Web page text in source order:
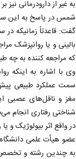
به غیر از دارودرمانی نیز
شمس در پاسخ به این
گفت: قاعدتاً زمانیکه
بالینی و یا روانپزشک
که مراجعه کننده به چه
وی با اشاره به اینکه
سمت عملکرد طبیعی
مغز و ناقل‌های عصبی
شناختی رفتاری انجام
در واقع اثر بیولوژیک و
عضو هیأت علمی دانشگاه
به چندین رشته و تخصص